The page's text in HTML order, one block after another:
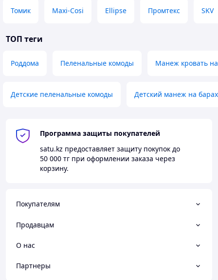
Закрытый ящик
Эргономичная и функциональная детская кроватка Julia
малышу чувствовать себя комфортно во время сна.
Благодаря стильному дизайнерскому
небольшой комнаты. Функциональный маятниковый
разборной конфигурации кроватка со съемными
элементами легко транспортируется. Ее главными
преимуществами являются экологичность,
компактность и универсальный дизайн.
Томик Maxi-Cosi Ellipse Промтекс SKV
ТОП теги
Роддома Пеленальные комоды Манеж кровать на
Детские пеленальные комоды Детский манеж на
Программа защиты покупателей
satu.kz предоставляет защиту покупок до
50 000 тг при оформлении заказа через
корзину.
Покупателям
Продавцам
О нас
Партнеры